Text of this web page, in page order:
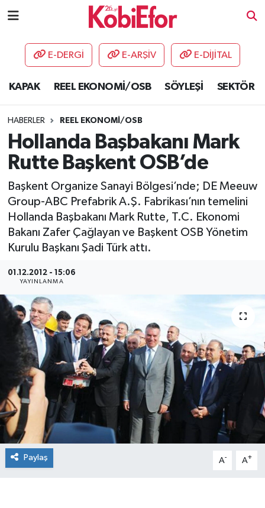
E-DERGİ E-ARŞİV E-DİJİTAL
KAPAK REEL EKONOMİ/OSB SÖYLEŞİ SEKTÖR
HABERLER REEL EKONOMİ/OSB
Hollanda Başbakanı Mark
Rutte Başkent OSB’de
Başkent Organize Sanayi Bölgesi’nde; DE Meeuw
Group-ABC Prefabrik A.Ş. Fabrikası’nın temelini
Hollanda Başbakanı Mark Rutte, T.C. Ekonomi
Bakanı Zafer Çağlayan ve Başkent OSB Yönetim
Kurulu Başkanı Şadi Türk attı.
01.12.2012 - 15:06
YAYINLANMA
Paylaş A- A+
AKADEMİ
DESTEK-TEŞVİK
ETKİNLİK
GÜNCEL
HABERLER
KAPAK
SEKTÖR
ŞİRKET PANO
SÖYLEŞİ
ÜLKE
YAŞAM